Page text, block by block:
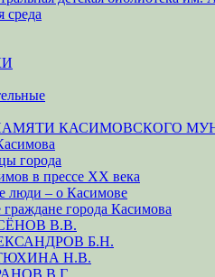
среда
КАСИМОВСКОГО
города
в прессе XX века
люди – о Касимове
города Касимова
В.В.
Б.Н.
Н.В.
В.Г.